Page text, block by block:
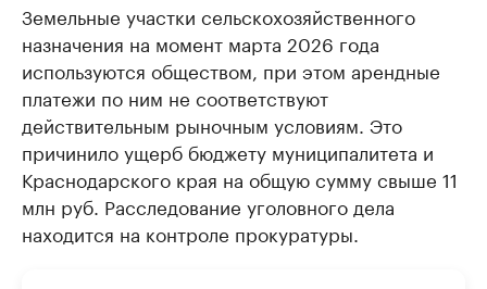
Земельные участки сельскохозяйственного
назначения на момент марта 2026 года
используются обществом, при этом арендные
платежи по ним не соответствуют
действительным рыночным условиям. Это
причинило ущерб бюджету муниципалитета и
Краснодарского края на общую сумму свыше 11
млн руб. Расследование уголовного дела
находится на контроле прокуратуры.